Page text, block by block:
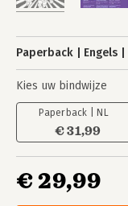
Paperback Engels
Kies uw bindwijze
Paperback | NL
€ 31,99
€ 29,99